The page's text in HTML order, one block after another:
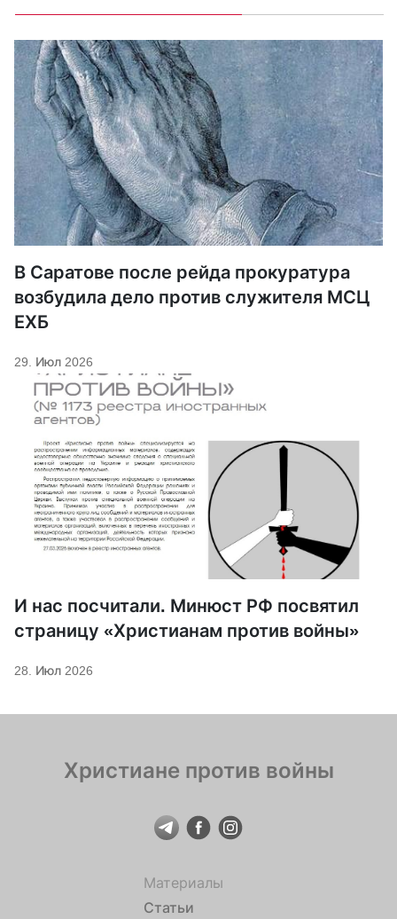
В Саратове после рейда прокуратура
возбудила дело против служителя МСЦ
ЕХБ
29. Июл 2026
И нас посчитали. Минюст РФ посвятил
страницу «Христианам против войны»
28. Июл 2026
Христиане против войны
Материалы
Статьи